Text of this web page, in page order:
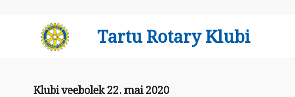
Tartu Rotary Klubi
Klubi veebolek 22. mai 2020